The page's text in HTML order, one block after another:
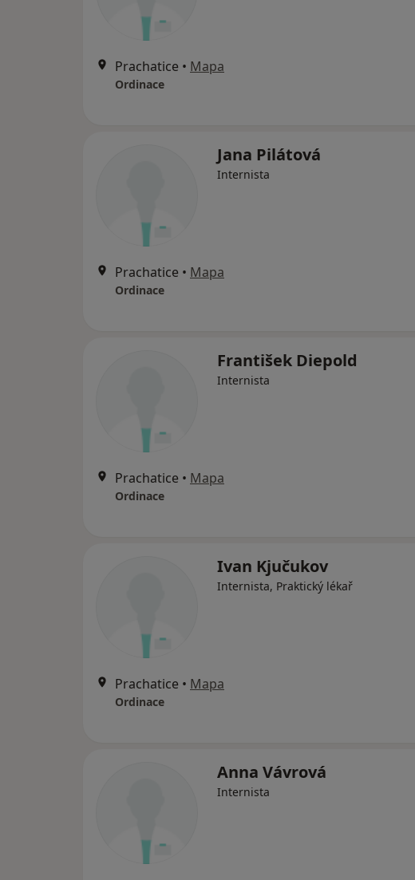
Prachatice • Mapa
Ordinace
Jana Pilátová
Internista
Prachatice • Mapa
Ordinace
František Diepold
Internista
Prachatice • Mapa
Ordinace
Ivan Kjučukov
Internista, Praktický lékař
Prachatice • Mapa
Ordinace
Anna Vávrová
Internista